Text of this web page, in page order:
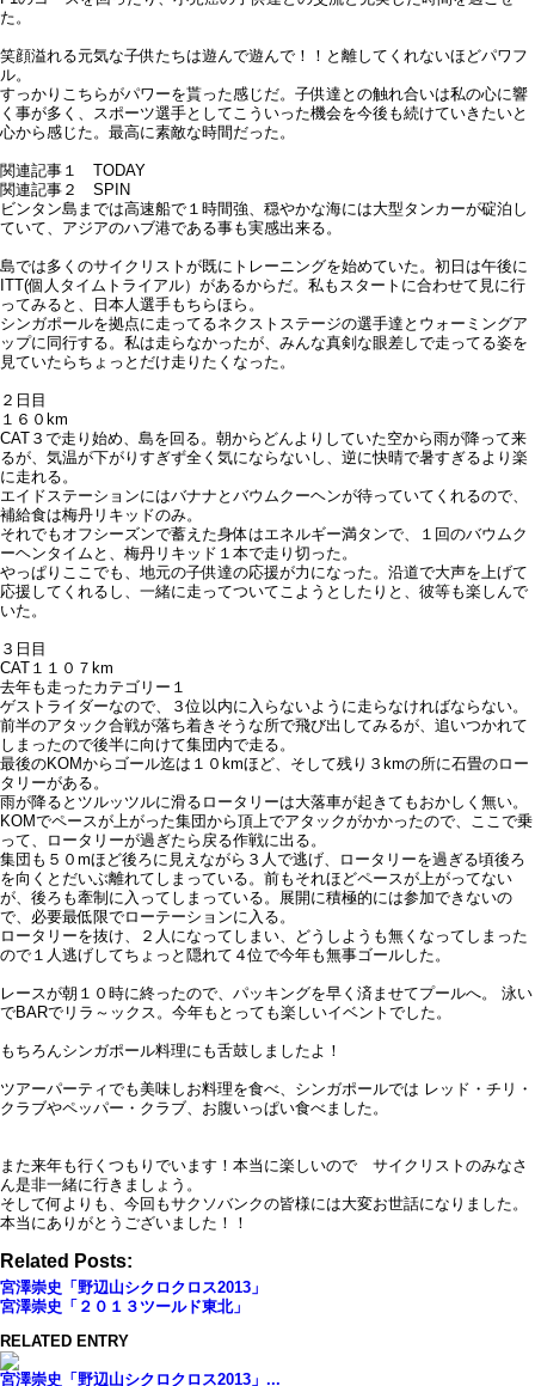
た。
笑顔溢れる元気な子供たちは遊んで遊んで！！と離してくれないほどパワフ
ル。
すっかりこちらがパワーを貰った感じだ。子供達との触れ合いは私の心に響
く事が多く、スポーツ選手としてこういった機会を今後も続けていきたいと
心から感じた。最高に素敵な時間だった。
関連記事１ TODAY
関連記事２ SPIN
ビンタン島までは高速船で１時間強、穏やかな海には大型タンカーが碇泊し
ていて、アジアのハブ港である事も実感出来る。
島では多くのサイクリストが既にトレーニングを始めていた。初日は午後に
ITT(個人タイムトライアル）があるからだ。私もスタートに合わせて見に行
ってみると、日本人選手もちらほら。
シンガポールを拠点に走ってるネクストステージの選手達とウォーミングア
ップに同行する。私は走らなかったが、みんな真剣な眼差しで走ってる姿を
見ていたらちょっとだけ走りたくなった。
２日目
１６０km
CAT３で走り始め、島を回る。朝からどんよりしていた空から雨が降って来
るが、気温が下がりすぎず全く気にならないし、逆に快晴で暑すぎるより楽
に走れる。
エイドステーションにはバナナとバウムクーヘンが待っていてくれるので、
補給食は梅丹リキッドのみ。
それでもオフシーズンで蓄えた身体はエネルギー満タンで、１回のバウムク
ーヘンタイムと、梅丹リキッド１本で走り切った。
やっぱりここでも、地元の子供達の応援が力になった。沿道で大声を上げて
応援してくれるし、一緒に走ってついてこようとしたりと、彼等も楽しんで
いた。
３日目
CAT１１０７km
去年も走ったカテゴリー１
ゲストライダーなので、３位以内に入らないように走らなければならない。
前半のアタック合戦が落ち着きそうな所で飛び出してみるが、追いつかれて
しまったので後半に向けて集団内で走る。
最後のKOMからゴール迄は１０kmほど、そして残り３kmの所に石畳のロー
タリーがある。
雨が降るとツルッツルに滑るロータリーは大落車が起きてもおかしく無い。
KOMでペースが上がった集団から頂上でアタックがかかったので、ここで乗
って、ロータリーが過ぎたら戻る作戦に出る。
集団も５０mほど後ろに見えながら３人で逃げ、ロータリーを過ぎる頃後ろ
を向くとだいぶ離れてしまっている。前もそれほどペースが上がってない
が、後ろも牽制に入ってしまっている。展開に積極的には参加できないの
で、必要最低限でローテーションに入る。
ロータリーを抜け、２人になってしまい、どうしようも無くなってしまった
ので１人逃げしてちょっと隠れて４位で今年も無事ゴールした。
レースが朝１０時に終ったので、パッキングを早く済ませてプールへ。 泳い
でBARでリラ～ックス。今年もとっても楽しいイベントでした。
もちろんシンガポール料理にも舌鼓しましたよ！
ツアーパーティでも美味しお料理を食べ、シンガポールでは レッド・チリ・
クラブやペッパー・クラブ、お腹いっぱい食べました。
また来年も行くつもりでいます！本当に楽しいので サイクリストのみなさ
ん是非一緒に行きましょう。
そして何よりも、今回もサクソバンクの皆様には大変お世話になりました。
本当にありがとうございました！！
Related Posts:
宮澤崇史「野辺山シクロクロス2013」
宮澤崇史「２０１３ツールド東北」
RELATED ENTRY
宮澤崇史「野辺山シクロクロス2013」...